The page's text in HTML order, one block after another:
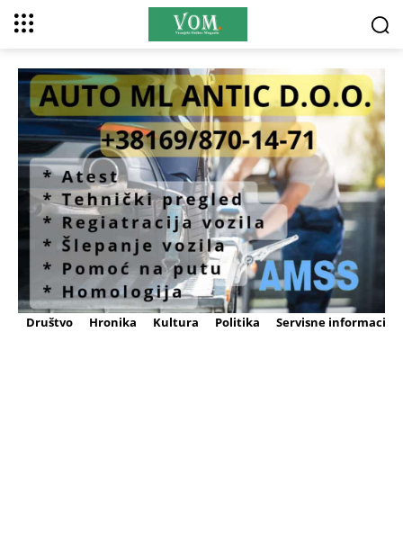
Društvo Hronika Kultura Politika Servisne informacije